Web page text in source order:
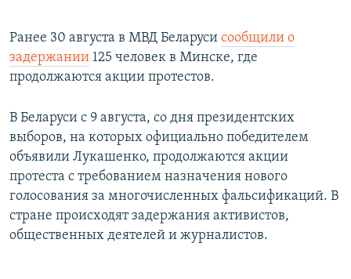
Ранее 30 августа в МВД Беларуси сообщили о
задержании 125 человек в Минске, где
продолжаются акции протестов.
В Беларуси с 9 августа, со дня президентских
выборов, на которых официально победителем
объявили Лукашенко, продолжаются акции
протеста с требованием назначения нового
голосования за многочисленных фальсификаций. В
стране происходят задержания активистов,
общественных деятелей и журналистов.